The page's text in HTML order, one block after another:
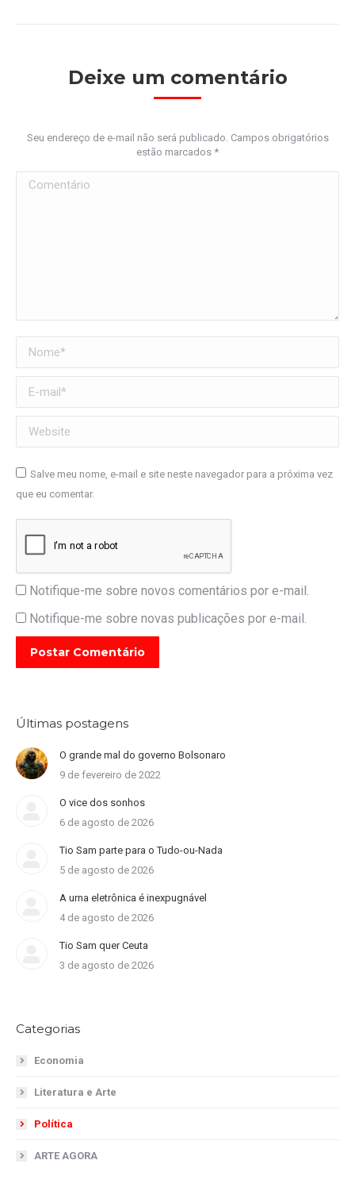
Deixe um comentário
Seu endereço de e-mail não será publicado. Campos obrigatórios
estão marcados *
Comentário
Nome *
E-mail *
Website
Salve meu nome, e-mail e site neste navegador para a próxima vez
que eu comentar.
Notifique-me sobre novos comentários por e-mail.
Notifique-me sobre novas publicações por e-mail.
Postar Comentário
Últimas postagens
O grande mal do governo Bolsonaro
9 de fevereiro de 2022
O vice dos sonhos
6 de agosto de 2026
Tio Sam parte para o Tudo-ou-Nada
5 de agosto de 2026
A urna eletrônica é inexpugnável
4 de agosto de 2026
Tio Sam quer Ceuta
3 de agosto de 2026
Categorias
Economia
Literatura e Arte
Política
ARTE AGORA